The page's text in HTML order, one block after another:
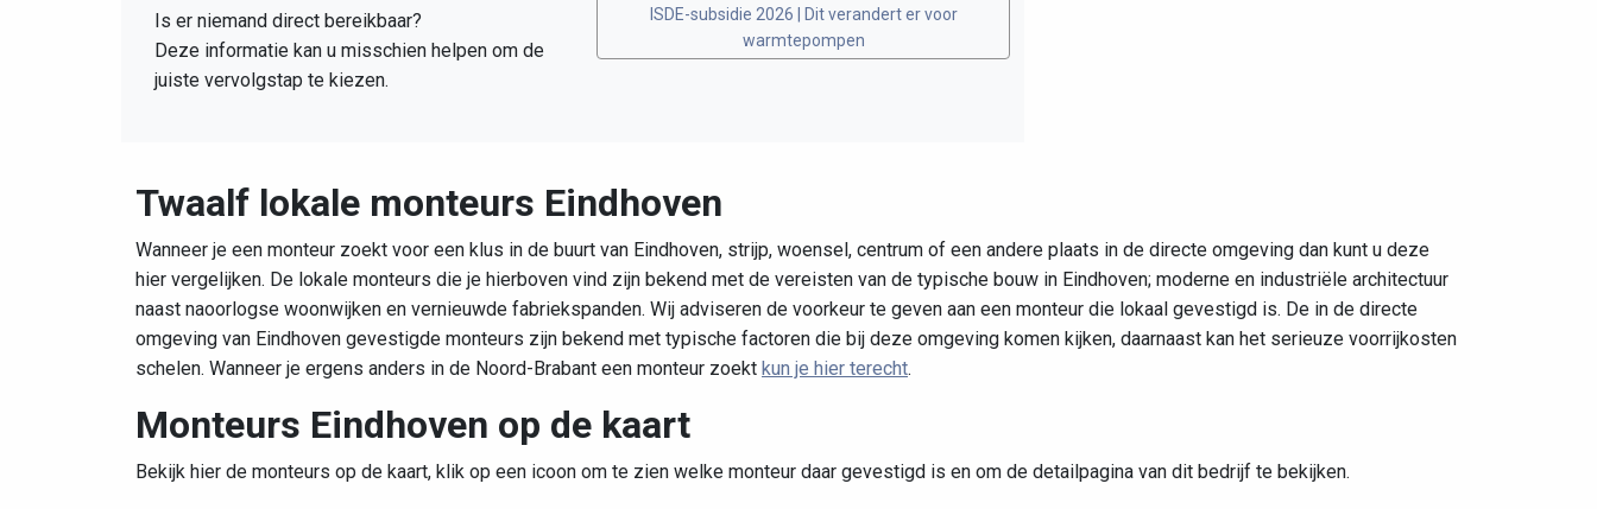
Is er niemand direct bereikbaar?
Deze informatie kan u misschien helpen om de
juiste vervolgstap te kiezen.
ISDE-subsidie 2026 | Dit verandert er voor
warmtepompen
Twaalf lokale monteurs Eindhoven
Wanneer je een monteur zoekt voor een klus in de buurt van Eindhoven, strijp, woensel, centrum of een andere plaats in de directe omgeving dan kunt u deze
hier vergelijken. De lokale monteurs die je hierboven vind zijn bekend met de vereisten van de typische bouw in Eindhoven; moderne en industriële architectuur
naast naoorlogse woonwijken en vernieuwde fabriekspanden. Wij adviseren de voorkeur te geven aan een monteur die lokaal gevestigd is. De in de directe
omgeving van Eindhoven gevestigde monteurs zijn bekend met typische factoren die bij deze omgeving komen kijken, daarnaast kan het serieuze voorrijkosten
schelen. Wanneer je ergens anders in de Noord-Brabant een monteur zoekt kun je hier terecht.
Monteurs Eindhoven op de kaart
Bekijk hier de monteurs op de kaart, klik op een icoon om te zien welke monteur daar gevestigd is en om de detailpagina van dit bedrijf te bekijken.